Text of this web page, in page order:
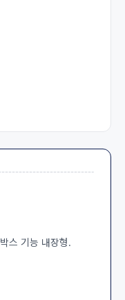
스 기능 내장형.